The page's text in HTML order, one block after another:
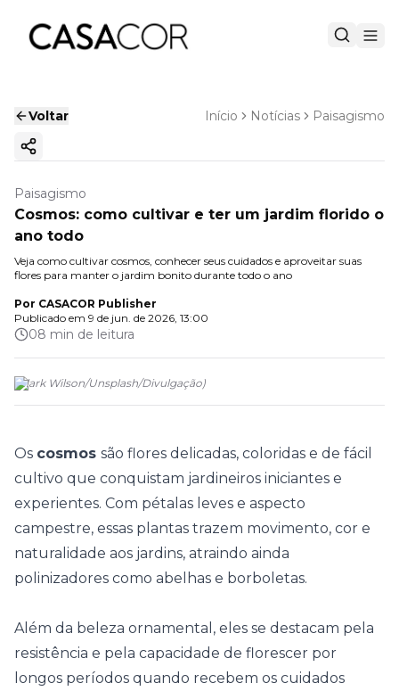
Voltar Início Notícias Paisagismo
Copiar link
Paisagismo
Cosmos: como cultivar e ter um jardim florido o
ano todo
Veja como cultivar cosmos, conhecer seus cuidados e aproveitar suas
flores para manter o jardim bonito durante todo o ano
Por CASACOR Publisher
Publicado em 9 de jun. de 2026, 13:00
08 min de leitura
(Clark Wilson/Unsplash/Divulgação)
Os cosmos são flores delicadas, coloridas e de fácil
cultivo que conquistam jardineiros iniciantes e
experientes. Com pétalas leves e aspecto
campestre, essas plantas trazem movimento, cor e
naturalidade aos jardins, atraindo ainda
polinizadores como abelhas e borboletas.
Além da beleza ornamental, eles se destacam pela
resistência e pela capacidade de florescer por
longos períodos quando recebem os cuidados